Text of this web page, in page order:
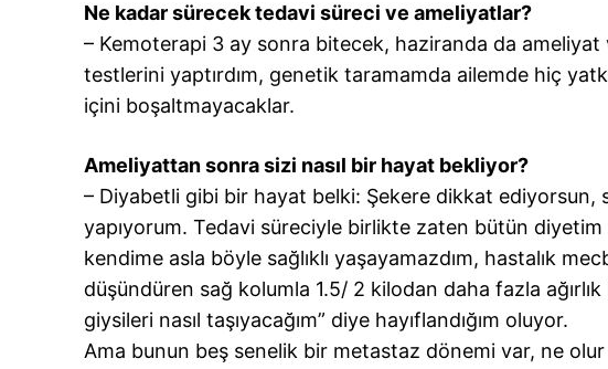
Ne kadar sürecek tedavi süreci ve ameliyatlar?
– Kemoterapi 3 ay sonra bitecek, haziranda da
testlerini yaptırdım, genetik taramamda ailemde hiç
içini boşaltmayacaklar.
Ameliyattan sonra sizi nasıl bir hayat bekliyor?
– Diyabetli gibi bir hayat belki: Şekere dikkat
yapıyorum. Tedavi süreciyle birlikte zaten bütün
kendime asla böyle sağlıklı yaşayamazdım, hastalık
düşündüren sağ kolumla 1.5/ 2 kilodan daha fazla ağırlık
giysileri nasıl taşıyacağım” diye hayıflandığım oluyor.
Ama bunun beş senelik bir metastaz dönemi var, ne